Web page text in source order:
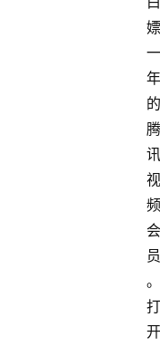
嫖
一
年
的
腾
讯
视
频
会
员
。
打
开